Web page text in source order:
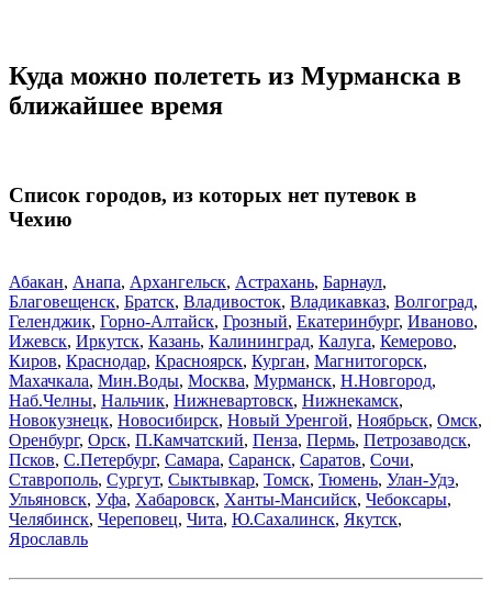
Куда можно полететь из Мурманска в
ближайшее время
Список городов, из которых нет путевок в
Чехию
Абакан, Анапа, Архангельск, Астрахань, Барнаул,
Благовещенск, Братск, Владивосток, Владикавказ, Волгоград,
Геленджик, Горно-Алтайск, Грозный, Екатеринбург, Иваново,
Ижевск, Иркутск, Казань, Калининград, Калуга, Кемерово,
Киров, Краснодар, Красноярск, Курган, Магнитогорск,
Махачкала, Мин.Воды, Москва, Мурманск, Н.Новгород,
Наб.Челны, Нальчик, Нижневартовск, Нижнекамск,
Новокузнецк, Новосибирск, Новый Уренгой, Ноябрьск, Омск,
Оренбург, Орск, П.Камчатский, Пенза, Пермь, Петрозаводск,
Псков, С.Петербург, Самара, Саранск, Саратов, Сочи,
Ставрополь, Сургут, Сыктывкар, Томск, Тюмень, Улан-Удэ,
Ульяновск, Уфа, Хабаровск, Ханты-Мансийск, Чебоксары,
Челябинск, Череповец, Чита, Ю.Сахалинск, Якутск,
Ярославль